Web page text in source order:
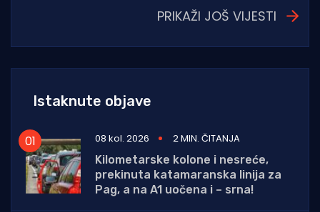
PRIKAŽI JOŠ VIJESTI
Istaknute objave
08 kol. 2026
2 MIN. ČITANJA
Kilometarske kolone i nesreće,
prekinuta katamaranska linija za
Pag, a na A1 uočena i – srna!